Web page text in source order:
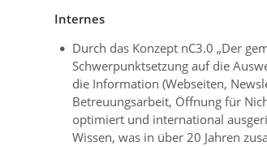
Internes
Durch das Konzept nC3.0 „Der
Schwerpunktsetzung auf die
die Information (Webseiten,
Betreuungsarbeit, Öffnung für
optimiert und international
Wissen, was in über 20 Jahren